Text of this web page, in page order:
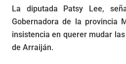
La diputada Patsy Lee,
Gobernadora de la provincia
insistencia en querer mudar
de Arraiján.